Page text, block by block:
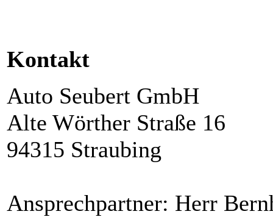
Kontakt
Auto Seubert GmbH
Alte Wörther Straße 16
94315 Straubing
Ansprechpartner: Herr